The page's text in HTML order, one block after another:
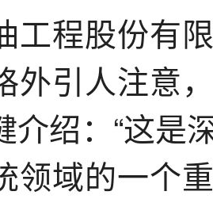
工程股份有
外引人注意
介绍：“这是
领域的一个